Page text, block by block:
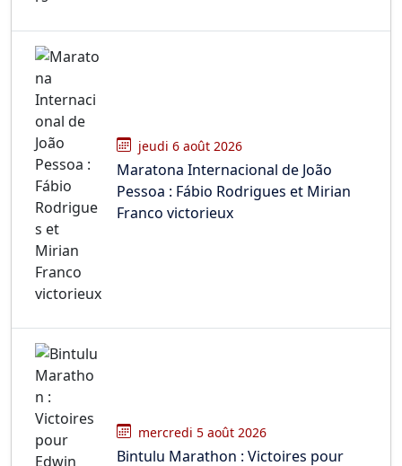
jeudi 6 août 2026
Maratona Internacional de João
Pessoa : Fábio Rodrigues et Mirian
Franco victorieux
mercredi 5 août 2026
Bintulu Marathon : Victoires pour